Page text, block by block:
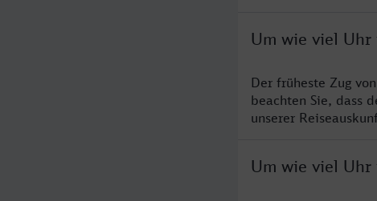
Um wie viel
Der früheste Zug
beachten Sie, dass
unserer
Um wie viel